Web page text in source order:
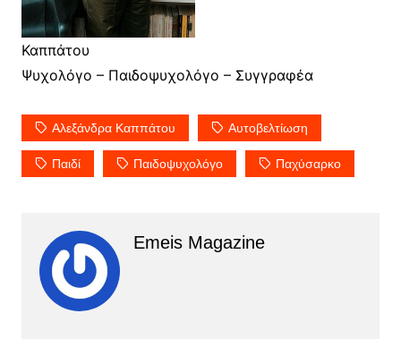
Καππάτου
Ψυχολόγο – Παιδοψυχολόγο – Συγγραφέα
Αλεξάνδρα Καππάτου Αυτοβελτίωση
Παιδί Παιδοψυχολόγο Παχύσαρκο
Emeis Magazine